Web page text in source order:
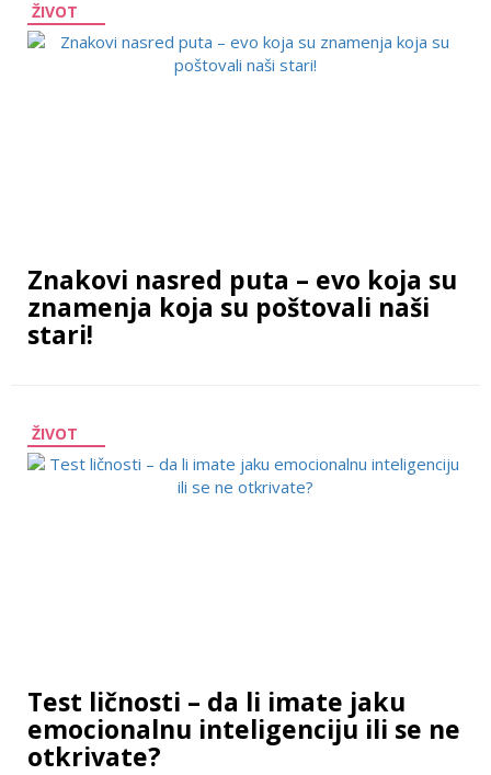
ŽIVOT
Znakovi nasred puta – evo koja su
znamenja koja su poštovali naši
stari!
ŽIVOT
Test ličnosti – da li imate jaku
emocionalnu inteligenciju ili se ne
otkrivate?